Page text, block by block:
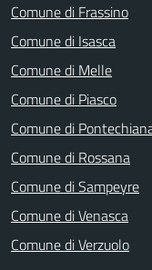
Comune di Frassino
Comune di Isasca
Comune di Melle
Comune di Piasco
Comune di
Comune di Rossana
Comune di Sampeyre
Comune di Venasca
Comune di Verzuolo